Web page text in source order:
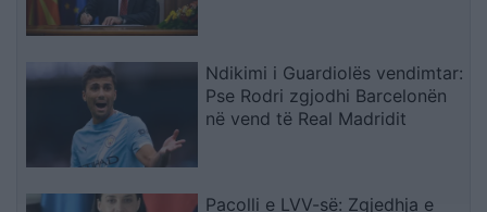
Ndikimi i Guardiolës vendimtar:
Pse Rodri zgjodhi Barcelonën
në vend të Real Madridit
Pacolli e LVV-së: Zgjedhja e